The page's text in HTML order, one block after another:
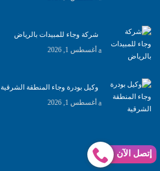
شركة وجاء للمبيدات بالرياض
أغسطس 1, 2026
وكيل بودرة وجاء المنطقة الشرقية
أغسطس 1, 2026
إتصل الآن